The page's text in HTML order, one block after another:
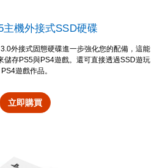
主機外接式SSD硬碟
外接式固態硬碟進一步強化您的配備，這能
儲存PS5與PS4遊戲。還可直接透過SSD遊玩
PS4遊戲作品。
立即購買